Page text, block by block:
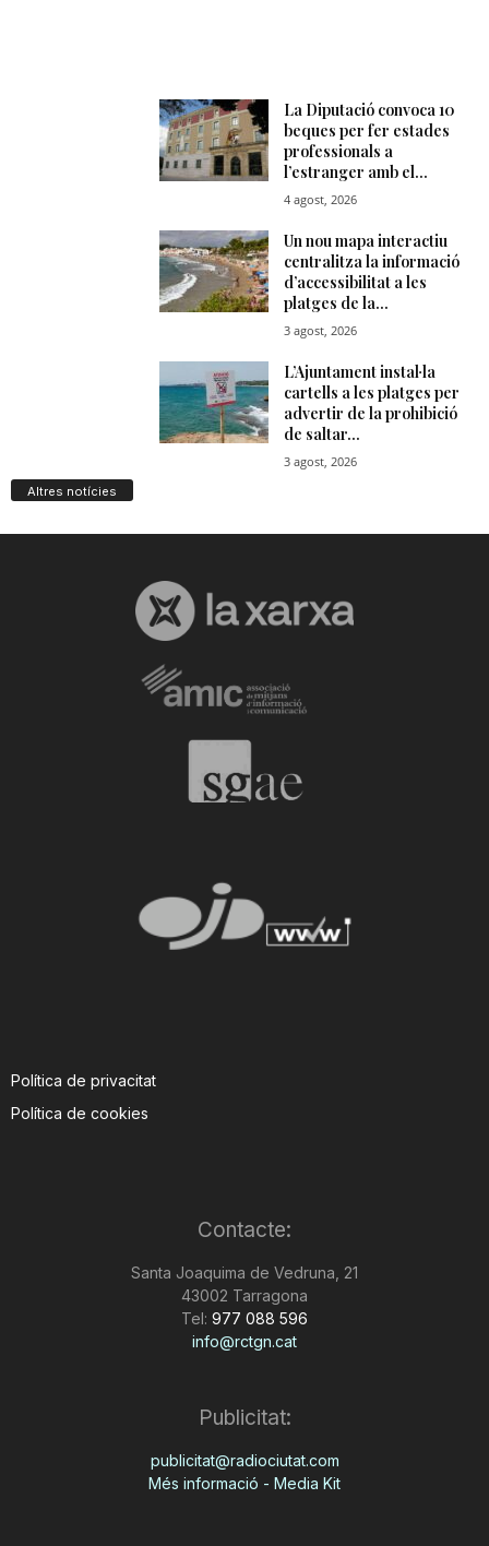
Altres notícies
Política de privacitat
Política de cookies
Contacte:
Santa Joaquima de Vedruna, 21
43002 Tarragona
Tel: 977 088 596
info@rctgn.cat
Publicitat:
publicitat@radiociutat.com
Més informació - Media Kit